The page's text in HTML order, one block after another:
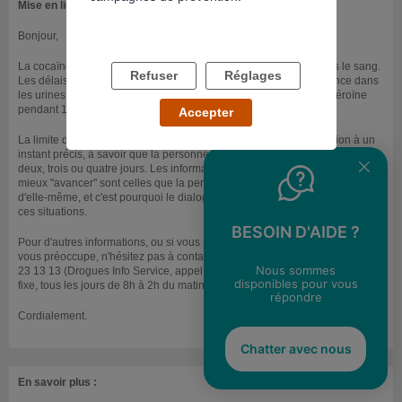
Mise en ligne le 24/10/2012
Bonjour,
La cocaïne et l'héroïne sont détectables, tout au plus, un jour dans le sang.
Les délais sont un peu plus long lorsque l'on recherche la substance dans
les urines. La cocaïne est alors détectable pendant 2 à 4 jours, l'héroïne
pendant 1 à 2 jours.
La limite de ces tests est qu'ils ne donnent jamais qu'une information à un
instant précis, à savoir que la personne n'a pas consommé depuis un,
deux, trois ou quatre jours. Les informations avec lesquelles on peut le
mieux "avancer" sont celles que la personne est en mesure de donner
d'elle-même, et c'est pourquoi le dialogue est toujours à privilégier dans
ces situations.
Pour d'autres informations, ou si vous souhaitez parler de la situation qui
vous préoccupe, n'hésitez pas à contacter l'un de nos écoutants au 0800
23 13 13 (Drogues Info Service, appel anonyme et gratuit depuis un poste
fixe, tous les jours de 8h à 2h du matin).
Cordialement.
En savoir plus :
Refuser Réglages
Accepter
BESOIN D'AIDE ?
Nous sommes
disponibles pour vous
répondre
Chatter avec nous